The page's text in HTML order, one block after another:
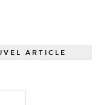
ARTICLE